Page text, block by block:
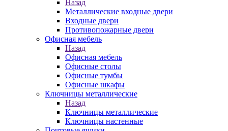
Назад
Металлические входные двери
Входные двери
Противопожарные двери
Офисная мебель
Назад
Офисная мебель
Офисные столы
Офисные тумбы
Офисные шкафы
Ключницы металлические
Назад
Ключницы металлические
Ключницы настенные